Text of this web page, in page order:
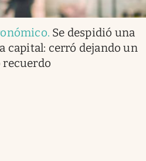
. Se despidió una
capital: cerró dejando un